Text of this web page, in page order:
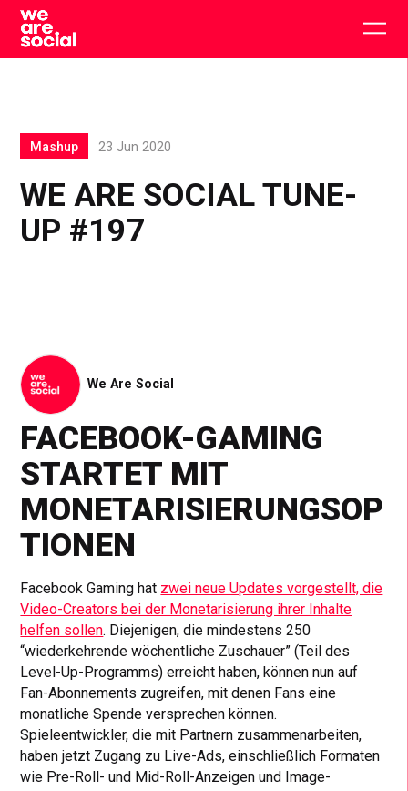
Skip
content
WE ARE SOCIAL TUNE-
UP #197
Mashup 23 Jun 2020
We Are Social
FACEBOOK-GAMING
STARTET MIT
MONETARISIERUNGSOP
TIONEN
Facebook Gaming hat zwei neue Updates vorgestellt, die
Video-Creators bei der Monetarisierung ihrer Inhalte
helfen sollen. Diejenigen, die mindestens 250
“wiederkehrende wöchentliche Zuschauer” (Teil des
Level-Up-Programms) erreicht haben, können nun auf
Fan-Abonnements zugreifen, mit denen Fans eine
monatliche Spende versprechen können.
Spieleentwickler, die mit Partnern zusammenarbeiten,
haben jetzt Zugang zu Live-Ads, einschließlich Formaten
wie Pre-Roll- und Mid-Roll-Anzeigen und Image-